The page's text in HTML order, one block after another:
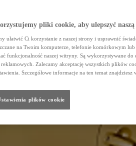
pliki cookie, aby ulepszyć
ułatwić Ci korzystanie z naszej strony i usprawnić
na Twoim komputerze, telefonie komórkowym
funkcjonalność naszej witryny. Są wykorzystywane do
Zalecamy akceptację wszystkich plików
Szczegółowe informacje na ten temat znajdziesz
plików cookie